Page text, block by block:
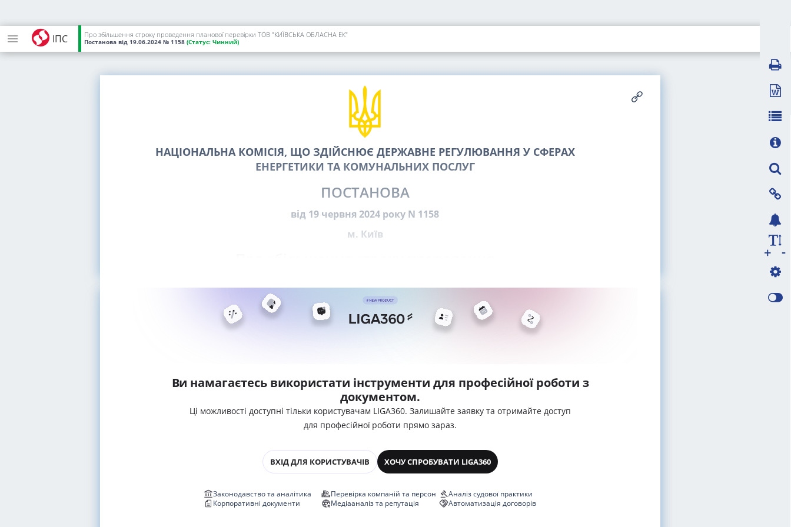
ІПС Про збільшення строку проведення планової перевірки ТОВ "КИЇВСЬКА ОБЛАСНА ЕК"
Постанова від 19.06.2024 № 1158 (Статус: Чинний)
НАЦІОНАЛЬНА КОМІСІЯ, ЩО ЗДІЙСНЮЄ ДЕРЖАВНЕ РЕГУЛЮВАННЯ У СФЕРАХ
ЕНЕРГЕТИКИ ТА КОМУНАЛЬНИХ ПОСЛУГ
ПОСТАНОВА
від 19 червня 2024 року N 1158
м. Київ
Ви намагаєтесь використати інструменти для професійної роботи з
документом.
Ці можливості доступні тільки користувачам LIGA360. Залишайте заявку та отримайте доступ
для професійної роботи прямо зараз.
ВХІД ДЛЯ КОРИСТУВАЧІВ ХОЧУ СПРОБУВАТИ LIGA360
Законодавство та аналітика
Корпоративні документи
Перевірка компаній та персон
Медіааналіз та репутація
Аналіз судової практики
Автоматизація договорів
-
+